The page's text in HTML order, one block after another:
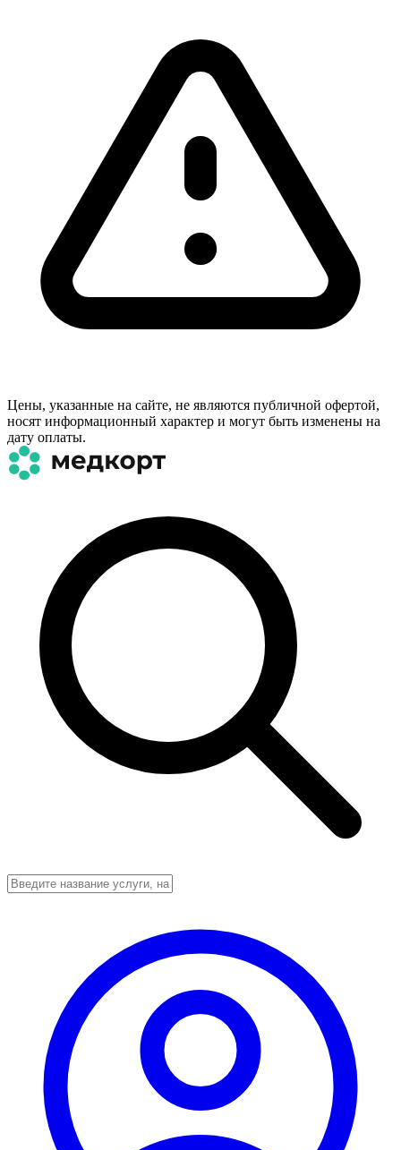
Цены, указанные на сайте, не являются публичной офертой,
носят информационный характер и могут быть изменены на
дату оплаты.